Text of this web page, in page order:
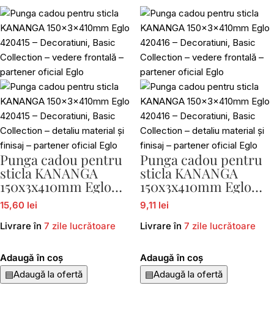
Punga cadou pentru
sticla KANANGA
150x3x410mm Eglo
420415
15,60 lei
Livrare în 7 zile lucrătoare
Adaugă în coș
▤Adaugă la ofertă
Punga cadou pentru
sticla KANANGA
150x3x410mm Eglo
420416
9,11 lei
Livrare în 7 zile lucrătoare
Adaugă în coș
▤Adaugă la ofertă